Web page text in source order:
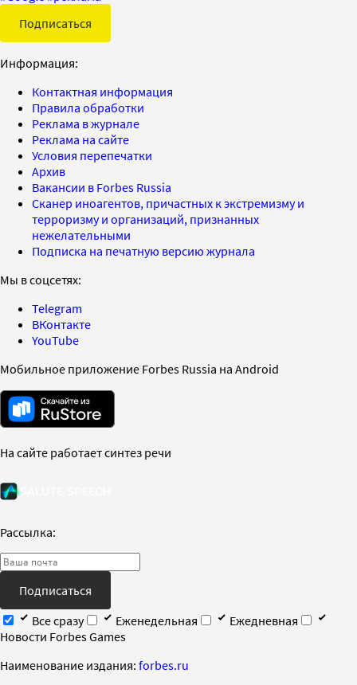
Подписаться
Информация:
Контактная информация
Правила обработки
Реклама в журнале
Реклама на сайте
Условия перепечатки
Архив
Вакансии в Forbes Russia
Сканер иноагентов, причастных к экстремизму и
терроризму и организаций, признанных
нежелательными
Подписка на печатную версию журнала
Мы в соцсетях:
Telegram
ВКонтакте
YouTube
Мобильное приложение Forbes Russia на Android
На сайте работает синтез речи
Рассылка:
Подписаться
Все сразу
Еженедельная
Ежедневная
Новости Forbes Games
Наименование издания: forbes.ru